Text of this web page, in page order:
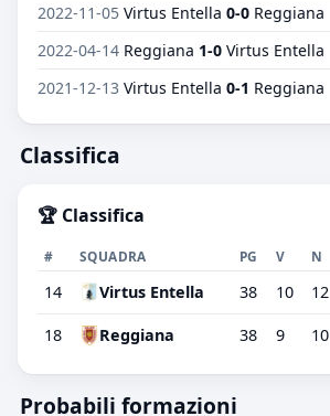
2022-11-05 Virtus Entella 0-0 Reggiana
2022-04-14 Reggiana 1-0 Virtus Entella
2021-12-13 Virtus Entella 0-1 Reggiana
Classifica
🏆 Classifica
# SQUADRA PG V N
14 Virtus Entella 38 10 12
18 Reggiana 38 9 10
Probabili formazioni